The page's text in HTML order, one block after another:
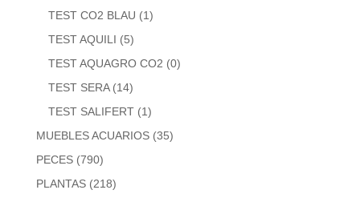
TEST CO2 BLAU (1)
TEST AQUILI (5)
TEST AQUAGRO CO2 (0)
TEST SERA (14)
TEST SALIFERT (1)
MUEBLES ACUARIOS (35)
PECES (790)
PLANTAS (218)